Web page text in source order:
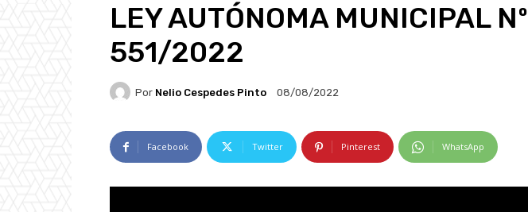
LEY AUTÓNOMA MUNICIPAL Nº
551/2022
Por Nelio Cespedes Pinto 08/08/2022
Facebook Twitter Pinterest WhatsApp